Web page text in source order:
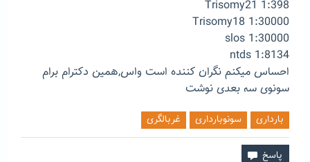
Trisomy21 1:398
Trisomy18 1:30000
slos 1:30000
ntds 1:8134
احساس میکنم نگران کننده است واس,همین دکترام برام
سونوی سه بعدی نوشت
بارداری سونوبارداری غربالگری